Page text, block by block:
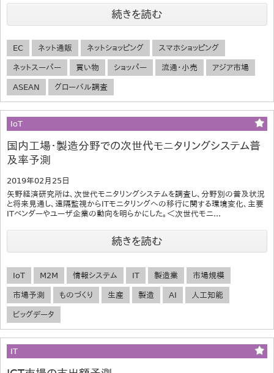
続きを読む
EC ネット通販 ネットショッピング スマホショッピング
ネットスーパー 買い物 ショッパー 流通・小売 アジア市場
ASEAN グローバル調査
IoT
国内工場・製造分野での次世代モニタリングシステム普
及率予測
2019年02月25日
矢野経済研究所は、次世代モニタリングシステムを調査し、分野別の普及状況
と将来見通し、遠隔監視からITモニタリングへの移行に関する環境変化、主要
ITベンダーやユーザ企業の動向を明らかにした。＜次世代モニ...
続きを読む
IoT M2M 情報システム IT 製造業 市場規模
市場予測 ものづくり 生産 製造 AI 人工知能
ビッグデータ
IT